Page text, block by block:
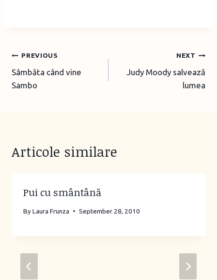
Post
navigation
PREVIOUS
Sâmbăta când vine
Sambo
NEXT
Judy Moody salvează
lumea
Articole similare
Pui cu smântână
ByLaura Frunza September 28, 2010